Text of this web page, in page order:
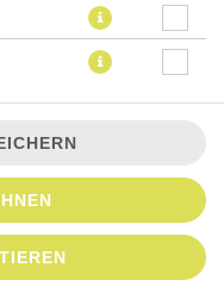
Basis von Paprika,
und Senf.